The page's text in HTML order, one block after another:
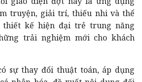
truyện, giải trí, thiếu nhi và thể
thiết kế hiện đại trẻ trung năng
trải nghiệm mới cho khách
sự thay đổi thuật toán, áp dụng